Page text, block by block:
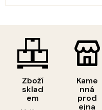
Zboží
sklad
em
Kame
nná
prod
ejna